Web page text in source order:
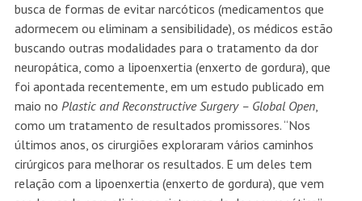
busca de formas de evitar narcóticos (medicamentos que
adormecem ou eliminam a sensibilidade), os médicos estão
buscando outras modalidades para o tratamento da dor
neuropática, como a lipoenxertia (enxerto de gordura), que
foi apontada recentemente, em um estudo publicado em
maio no Plastic and Reconstructive Surgery – Global Open,
como um tratamento de resultados promissores. “Nos
últimos anos, os cirurgiões exploraram vários caminhos
cirúrgicos para melhorar os resultados. E um deles tem
relação com a lipoenxertia (enxerto de gordura), que vem